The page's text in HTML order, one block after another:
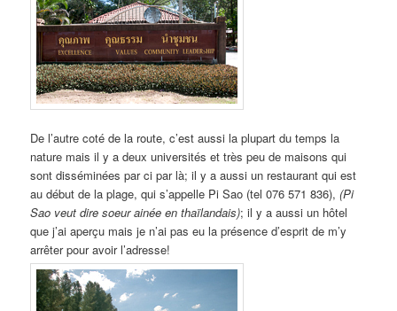
De l’autre coté de la route, c’est aussi la plupart du temps la
nature mais il y a deux universités et très peu de maisons qui
sont disséminées par ci par là; il y a aussi un restaurant qui est
au début de la plage, qui s’appelle Pi Sao (tel 076 571 836),(Pi
Sao veut dire soeur ainée en thaïlandais); il y a aussi un hôtel
que j’ai aperçu mais je n’ai pas eu la présence d’esprit de m’y
arrêter pour avoir l’adresse!